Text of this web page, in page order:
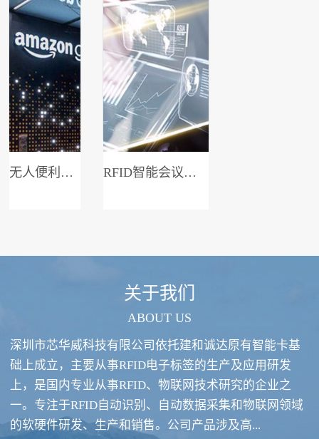
无人便利店系统 RFID智能会议签到系统
RFID酒类防伪系统方案 RFID智慧食堂系统
关于我们
ABOUT US
深圳市芯华威科技有限公司依托建和诚达原有智能卡基
础上成立，主要从事RFID电子标签的生产及应用研发
上，是国内专业从事RFID、物联网技术研究的企业之
一。专注于RFID自动识别、自动数据采集和物联网领域
的软硬件研发、生产和销售。公司产品涉及高...